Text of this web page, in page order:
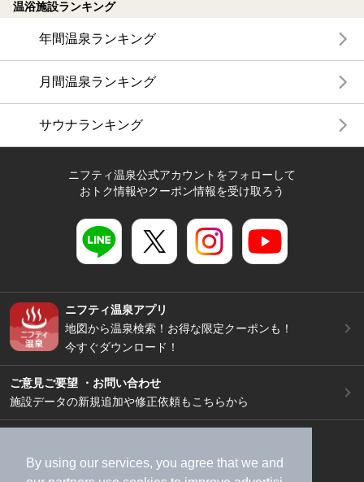
By using our services, you agree that we and
温浴施設ランキング
年間温泉ランキング
月間温泉ランキング
サウナランキング
ニフティ温泉公式アカウントをフォローして
おトク情報やクーポン情報を受け取ろう
ニフティ温泉アプリ
地図から温泉検索！お得な限定クーポンも！
今すぐダウンロード！
ご意見ご要望 ・お問い合わせ
施設データの新規追加や修正依頼もこちらから
加盟店募集（資料請求）
広告出稿のご案内